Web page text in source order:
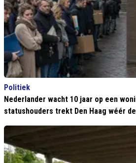
Politiek
Nederlander wacht 10 jaar op een
statushouders trekt Den Haag wéér